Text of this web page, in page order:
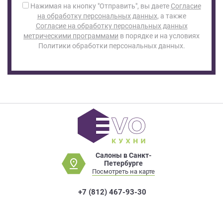
Нажимая на кнопку "Отправить", вы даете Согласие
на обработку персональных данных, а также
Согласие на обработку персональных данных
метрическими программами в порядке и на условиях
Политики обработки персональных данных.
Салоны в Санкт-
Петербурге
Посмотреть на карте
+7 (812) 467-93-30